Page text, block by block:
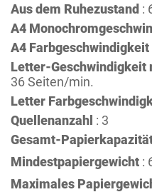
Aus dem Ruhezustand :
A4
A4 Farbgeschwindigkeit
Letter-Geschwindigkeit
36 Seiten/min.
Letter
Quellenanzahl : 3
Gesamt-
Mindestpapiergewicht :
Maximales